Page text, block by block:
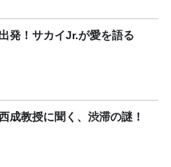
発！サカイJr.が愛を語る
成教授に聞く、渋滞の謎！